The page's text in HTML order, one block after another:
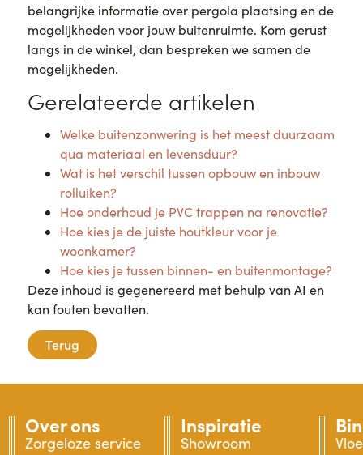
belangrijke informatie over pergola plaatsing en de
mogelijkheden voor jouw buitenruimte. Kom gerust
langs in de winkel, dan bespreken we samen de
mogelijkheden.
Gerelateerde artikelen
Welke buitenzonwering is het meest duurzaam
qua materiaal en levensduur?
Wat is het verschil tussen opbouw en inbouw
rolluiken?
Hoe onderhoud je PVC trappen na renovatie?
Hoe kies je de juiste houtkleur voor je
woonkamer?
Hoe kies je tussen binnen- en buitenmontage?
Deze inhoud is gegenereerd met behulp van AI en
kan fouten bevatten.
Terug
Over ons
Zorgeloze service
Inspiratie
Showroom